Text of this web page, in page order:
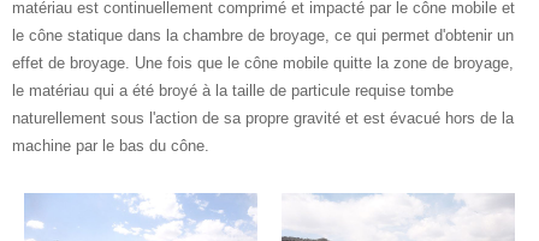
matériau est continuellement comprimé et impacté par le cône mobile et
le cône statique dans la chambre de broyage, ce qui permet d'obtenir un
effet de broyage. Une fois que le cône mobile quitte la zone de broyage,
le matériau qui a été broyé à la taille de particule requise tombe
naturellement sous l'action de sa propre gravité et est évacué hors de la
machine par le bas du cône.